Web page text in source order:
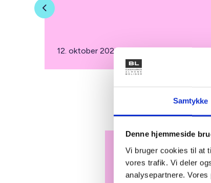
Samtykke
Denne hjemmeside
Vi bruger cookies til at
vores trafik. Vi deler
analysepartnere.
Previous
12. oktober 2021